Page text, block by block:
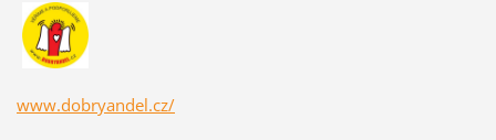
www.dobryandel.cz/